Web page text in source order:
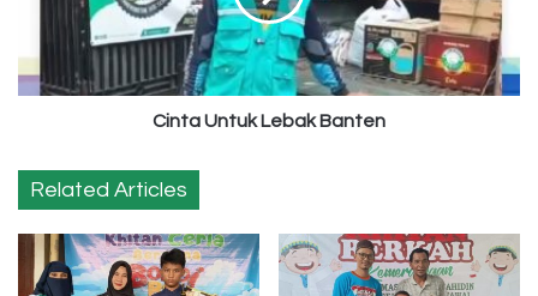
Cinta Untuk Lebak Banten
Related Articles